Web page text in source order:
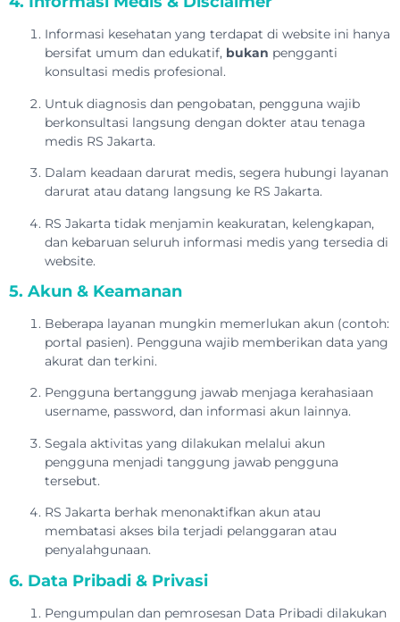
Informasi kesehatan yang terdapat di website ini hanya
bersifat umum dan edukatif, bukan pengganti
konsultasi medis profesional.
Untuk diagnosis dan pengobatan, pengguna wajib
berkonsultasi langsung dengan dokter atau tenaga
medis RS Jakarta.
Dalam keadaan darurat medis, segera hubungi layanan
darurat atau datang langsung ke RS Jakarta.
RS Jakarta tidak menjamin keakuratan, kelengkapan,
dan kebaruan seluruh informasi medis yang tersedia di
website.
5. Akun & Keamanan
Beberapa layanan mungkin memerlukan akun (contoh:
portal pasien). Pengguna wajib memberikan data yang
akurat dan terkini.
Pengguna bertanggung jawab menjaga kerahasiaan
username, password, dan informasi akun lainnya.
Segala aktivitas yang dilakukan melalui akun
pengguna menjadi tanggung jawab pengguna
tersebut.
RS Jakarta berhak menonaktifkan akun atau
membatasi akses bila terjadi pelanggaran atau
penyalahgunaan.
6. Data Pribadi & Privasi
Pengumpulan dan pemrosesan Data Pribadi dilakukan